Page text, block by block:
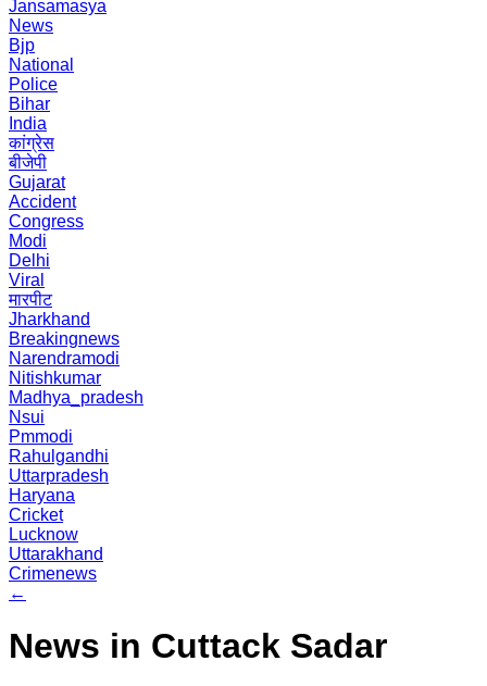
Jansamasya
News
Bjp
National
Police
Bihar
India
कांग्रेस
बीजेपी
Gujarat
Accident
Congress
Modi
Delhi
Viral
मारपीट
Jharkhand
Breakingnews
Narendramodi
Nitishkumar
Madhya_pradesh
Nsui
Pmmodi
Rahulgandhi
Uttarpradesh
Haryana
Cricket
Lucknow
Uttarakhand
Crimenews
←
News in Cuttack Sadar